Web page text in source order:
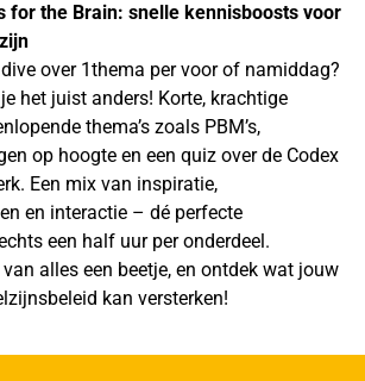
for the Brain: snelle kennisboosts voor
over 1thema per voor of namiddag?
het juist anders! Korte, krachtige
thema’s zoals PBM’s,
op hoogte en een quiz over de Codex
Een mix van inspiratie,
en interactie – dé perfecte
een half uur per onderdeel.
alles een beetje, en ontdek wat jouw
kan versterken!